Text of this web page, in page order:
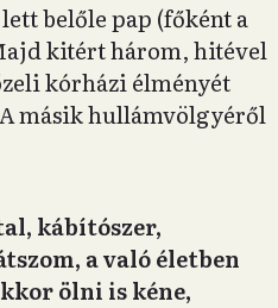
belőle pap (főként a
kitért három, hitével
kórházi élményét
másik hullámvölgyéről
kábítószer,
a való életben
ölni is kéne,